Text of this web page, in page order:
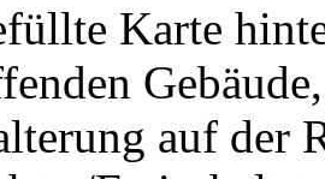
Karte
auf der